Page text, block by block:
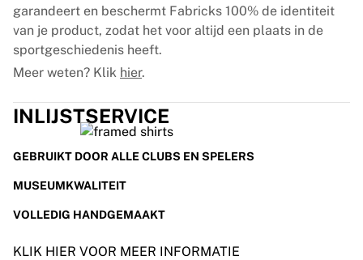
garandeert en beschermt Fabricks 100% de identiteit
van je product, zodat het voor altijd een plaats in de
sportgeschiedenis heeft.
Meer weten? Klik hier.
INLIJSTSERVICE
GEBRUIKT DOOR ALLE CLUBS EN SPELERS
MUSEUMKWALITEIT
VOLLEDIG HANDGEMAAKT
KLIK HIER VOOR MEER INFORMATIE